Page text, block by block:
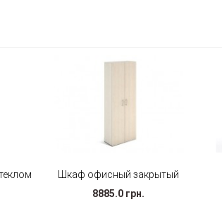
Шкаф офисный закрытый
8885.0 грн.